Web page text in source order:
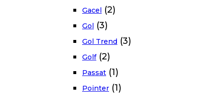
Gacel (2)
Gol (3)
Gol Trend (3)
Golf (2)
Passat (1)
Pointer (1)